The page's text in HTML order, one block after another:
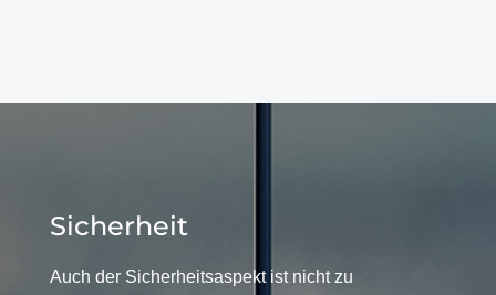
Sicherheit
Auch der Sicherheitsaspekt ist nicht zu